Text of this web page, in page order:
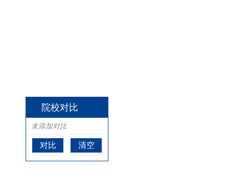
院校对比
未添加对比
对比 清空